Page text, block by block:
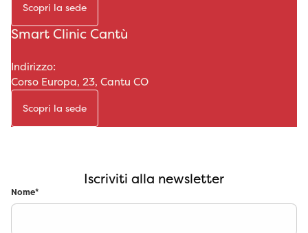
Scopri la sede
Smart Clinic Cantù
Indirizzo:
Corso Europa, 23, Cantu CO
Scopri la sede
Iscriviti alla newsletter
Nome*